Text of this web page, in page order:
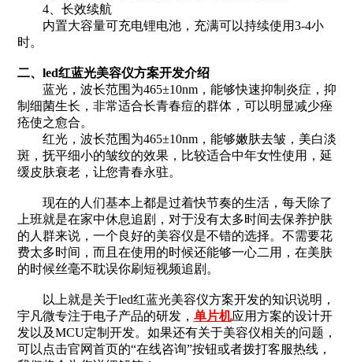
4、长效续航
内置大容量可充电锂电池，充满可以持续使用3-4小
时。
二、led红蓝光美容仪方案开发介绍
蓝光，波长范围为465±10nm，能够快速抑制炎症，抑
制细菌生长，非常适合长青春痘的群体，可以明显减少痤
疮使之愈合。
红光，波长范围为465±10nm，能够嫩肤去皱，美白淡
斑，抚平细小的皱纹的效果，比较适合中年女性使用，延
缓皮肤衰老，让您青春永驻。
现在的人们基本上都是过着快节奏的生活，每天除了
上班就是在家中休息追剧，对于没有太多时间去保养护肤
的人群来说，一个良好的美容仪是不错的选择。不需要花
费太多时间，而且在使用的时候还能够一心二用，在美肤
的时候丝毫不耽误你刷短视频追剧。
以上就是关于led红蓝光美容仪方案开发的知识说明，
宇凡微专注于电子产品的研发， 单片机应用方案的设计开
发以及MCU定制开发。如果还有关于美容仪相关的问题，
可以点击官网首页的“在线咨询”按钮或者拨打客服热线，